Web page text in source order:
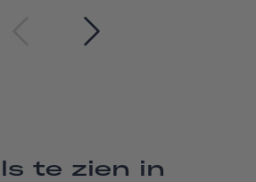
te zien in